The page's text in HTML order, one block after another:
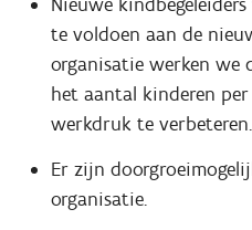
te voldoen aan de
organisatie werken we
het aantal kinderen
werkdruk te verbeteren.
Er zijn
organisatie.